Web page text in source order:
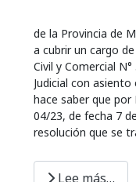
El
de la Provincia de
a cubrir un cargo
Civil y Comercial
Judicial con asiento
hace saber que por
04/23, de fecha 7
resolución que se
Lee más…